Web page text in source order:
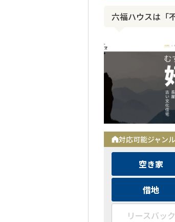
六福ハウスは「
対応可能ジャンル
空き家
借地
リースバック